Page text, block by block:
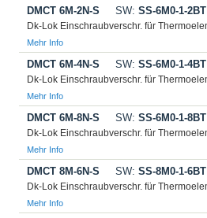
DMCT 6M-2N-S SW: SS-6M0-1-2BT
Dk-Lok Einschraubverschr. für
Mehr Info
DMCT 6M-4N-S SW: SS-6M0-1-4BT
Dk-Lok Einschraubverschr. für
Mehr Info
DMCT 6M-8N-S SW: SS-6M0-1-8BT
Dk-Lok Einschraubverschr. für
Mehr Info
DMCT 8M-6N-S SW: SS-8M0-1-6BT
Dk-Lok Einschraubverschr. für
Mehr Info